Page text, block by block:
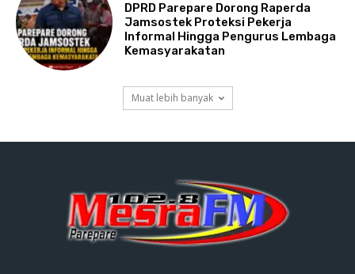
DPRD Parepare Dorong Raperda
Jamsostek Proteksi Pekerja
Informal Hingga Pengurus Lembaga
Kemasyarakatan
Muat lebih banyak